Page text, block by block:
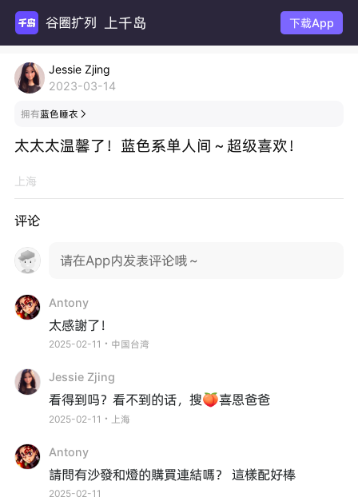
谷圈扩列 上千岛 下载App
Jessie Zjing
2023-03-14
拥有蓝色睡衣 
太太太温馨了！蓝色系单人间～超级喜欢！
上海
评论
请在App内发表评论哦～
Antony
太感謝了！
2025-02-11・中国台湾
Jessie Zjing
看得到吗？看不到的话，搜🍑喜恩爸爸
2025-02-11・上海
Antony
請問有沙發和燈的購買連結嗎？ 這樣配好棒
2025-02-11